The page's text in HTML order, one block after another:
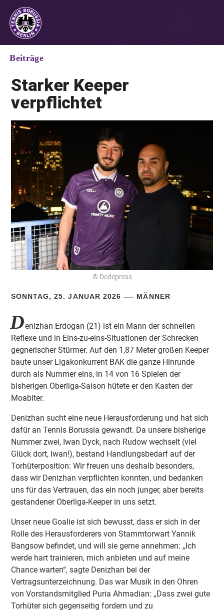
Beiträge
Starker Keeper
verpflichtet
© Dedepress
SONNTAG, 25. JANUAR 2026 MÄNNER
Denizhan Erdogan (21) ist ein Mann der schnellen
Reflexe und in Eins-zu-eins-Situationen der Schrecken
gegnerischer Stürmer. Auf den 1,87 Meter großen Keeper
baute unser Ligakonkurrent BAK die ganze Hinrunde
durch als Nummer eins, in 14 von 16 Spielen der
bisherigen Oberliga-Saison hütete er den Kasten der
Moabiter.
Denizhan sucht eine neue Herausforderung und hat sich
dafür an Tennis Borussia gewandt. Da unsere bisherige
Nummer zwei, Iwan Dyck, nach Rudow wechselt (viel
Glück dort, Iwan!), bestand Handlungsbedarf auf der
Torhüterposition: Wir freuen uns deshalb besonders,
dass wir Denizhan verpflichten konnten, und bedanken
uns für das Vertrauen, das ein noch junger, aber bereits
gestandener Oberliga-Keeper in uns setzt.
Unser neue Goalie ist sich bewusst, dass er sich in der
Rolle des Herausforderers von Stammtorwart Yannik
Bangsow befindet, und will sie gerne annehmen: „Ich
werde hart trainieren, mich anbieten und auf meine
Chance warten“, sagte Denizhan bei der
Vertragsunterzeichnung. Das war Musik in den Ohren
von Vorstandsmitglied Puria Ahmadian: „Dass zwei gute
Torhüter sich gegenseitig fordern und zu